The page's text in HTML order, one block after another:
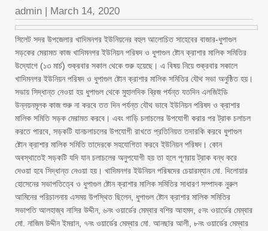
admin | March 14, 2020
সিলেট সদর উপজেলার খাদিমনগর ইউনিয়নের বহুল আলোচিত সাহেবের বাজার-ধুপাগুল
সড়কের মেরামত কাজ খাদিমনগর ইউনিয়ন পরিষদ ও ধুপাগুল ষ্টোন ক্রাশার মালিক সমিতির
উদ্যোগে (১৩ মার্চ) শুক্রবার সকাল থেকে শুরু হয়েছে। এ বিষয় নিয়ে শুক্রবার সকালে
খাদিমনগর ইউনিয়ন পরিষদ ও ধুপাগুল ষ্টোন ক্রাশার মালিক সমিতির যৌথ সভা অনুষ্ঠিত হয়।
সভায় সিদ্ধান্ত নেওয়া হয় ধুপাগুল থেকে মুহালদিক ব্রিজ পর্যন্ত যতদিন এলজিইডি
উন্নয়নমূলক কাজ শুরু না করবে তত দিন পর্যন্ত যৌথ ভাবে ইউনিয়ন পরিষদ ও ক্রাশার
মালিক সমিতি সড়ক মেরামত করবে। এবং গাড়ি চলাচলের উপযোগী করার পর ট্রাক চলাচল
করতে পারবে, সড়কটি যানচলাচলের উপযোগী রাখতে প্রতিনিয়ত তদারকি করবে ধুপাগুল
ষ্টোন ক্রাশার মালিক সমিতি তাদেরকে সহযোগিতা করবে ইউনিয়ন পরিষদ। কোন
অবস্থাতেই সড়কটি যদি যান চলাচলের অনুপযোগী হয় তা হলে পূণরায় ট্রাক বন্ধ করে
দেওয়া হবে সিদ্ধান্ত নেওয়া হয়। খাদিমনগর ইউনিয়ন পরিষদের চেয়ারম্যান মো. দিলোয়ার
হোসেনের সভাপতিত্বে ও ধুপাগুল ষ্টোন ক্রাশার মালিক সমিতির সাধারণ সম্পাদক নুরুল
আমিনের পরিচালনায় এসময় উপস্থিত ছিলেন, ধুপাগুল ষ্টোন ক্রাশার মালিক সমিতির
সভাপতি আলহাজ্ব নাসির উদ্দীন, ৬নং ওয়ার্ডের মেম্বার বশির আহমদ, ৫নং ওয়ার্ডের মেম্বার
মো. নাজিম উদ্দীন ইমরান, ৭নং ওয়ার্ডের মেম্বার মো. আনছার আলী, ৮নং ওয়ার্ডের মেম্বার